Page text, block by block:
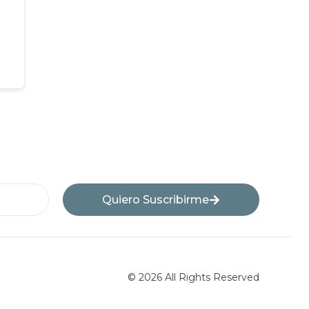
Quiero Suscribirme
© 2026 All Rights Reserved